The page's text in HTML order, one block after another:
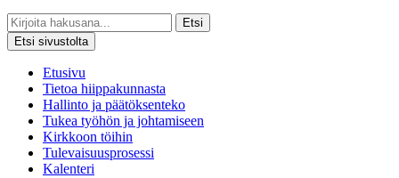
Etsi
Etsi sivustolta
Etusivu
Tietoa hiippakunnasta
Hallinto ja päätöksenteko
Tukea työhön ja johtamiseen
Kirkkoon töihin
Tulevaisuusprosessi
Kalenteri